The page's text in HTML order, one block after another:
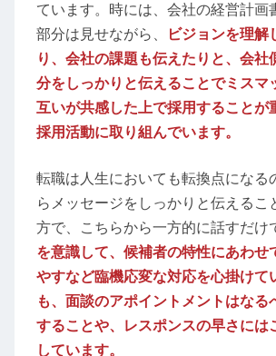
ています。時には、会社の経営計画
部分は見せながら、
ビジョンを理解
り、会社の課題も伝えたりと、会社
分をしっかりと伝えることでミスマ
互いが共感した上で採用することが
採用活動に取り組んでいます。
転職は人生においても転換点になる
らメッセージをしっかりと伝えるこ
方で、こちらから一方的に話すだけ
を意識して、候補者の特性にあわせ
やすなど臨機応変な対応を心掛けて
も、面談のアポイントメントはなる
することや、レスポンスの早さには
しています。